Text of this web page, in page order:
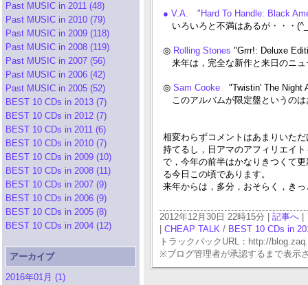
Past MUSIC in 2011 (48)
Past MUSIC in 2010 (79)
Past MUSIC in 2009 (118)
Past MUSIC in 2008 (119)
Past MUSIC in 2007 (56)
Past MUSIC in 2006 (42)
Past MUSIC in 2005 (52)
BEST 10 CDs in 2013 (7)
BEST 10 CDs in 2012 (7)
BEST 10 CDs in 2011 (6)
BEST 10 CDs in 2010 (7)
BEST 10 CDs in 2009 (10)
BEST 10 CDs in 2008 (11)
BEST 10 CDs in 2007 (9)
BEST 10 CDs in 2006 (9)
BEST 10 CDs in 2005 (8)
BEST 10 CDs in 2004 (12)
アーカイブ
2016年01月 (1)
● V.A. "Hard To Handle: Black
いろいろと不満はあるが・・・
◎ Rolling Stones "Grrr!: Deluxe
来年は，完全な新作と来日のニュ
◎ Sam Cooke "Twistin' The
このアルバムが限定盤というの
相変わらずコメントはあまりいた
持てるし，日アマのアフィリエイ
で，今年の前半はかなりきつくて
る今日この頃であります。
来年からは，多分，おそらく，き
2012年12月30日 22時15分 | 記事へ
CHEAP TALK / BEST 10 CDs in
トラックバックURL：http://
※ブログ管理者が承認するまで表示